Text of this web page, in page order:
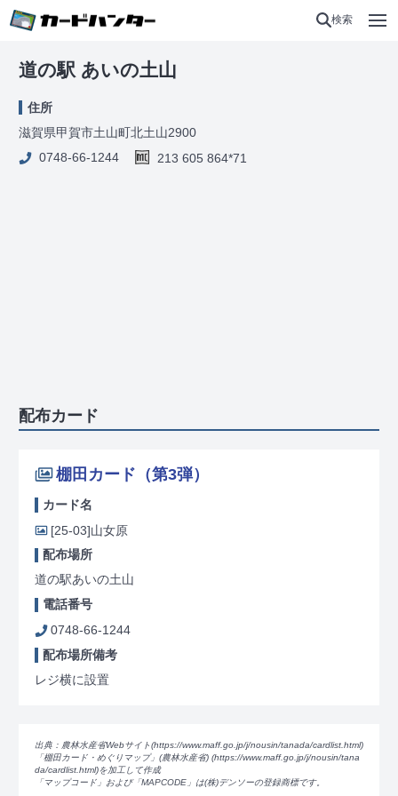
検索
道の駅 あいの土山
住所
滋賀県甲賀市土山町北土山2900
0748-66-1244
213 605 864*71
配布カード
棚田カード（第3弾）
カード名
[25-03]山女原
配布場所
道の駅あいの土山
電話番号
0748-66-1244
配布場所備考
レジ横に設置
出典：農林水産省Webサイト(https://www.maff.go.jp/j/nousin/tanada/cardlist.html)
「棚田カード・めぐりマップ」(農林水産省) (https://www.maff.go.jp/j/nousin/tana
da/cardlist.html)を加工して作成
「マップコード」および「MAPCODE」は(株)デンソーの登録商標です。